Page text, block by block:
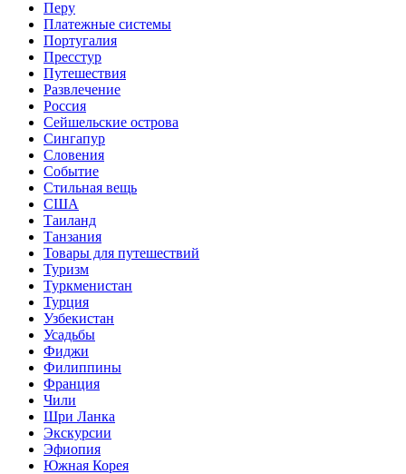
Перу
Платежные системы
Португалия
Пресстур
Путешествия
Развлечение
Россия
Сейшельские острова
Сингапур
Словения
Событие
Стильная вещь
США
Таиланд
Танзания
Товары для путешествий
Туризм
Туркменистан
Турция
Узбекистан
Усадьбы
Фиджи
Филиппины
Франция
Чили
Шри Ланка
Экскурсии
Эфиопия
Южная Корея